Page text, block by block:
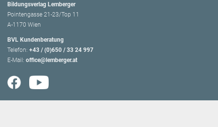
Bildungsverlag Lemberger
Pointengasse 21-23/Top 11
A-1170 Wien
BVL Kundenberatung
Telefon: +43 / (0)650 / 33 24 997
E-Mail: office@lemberger.at